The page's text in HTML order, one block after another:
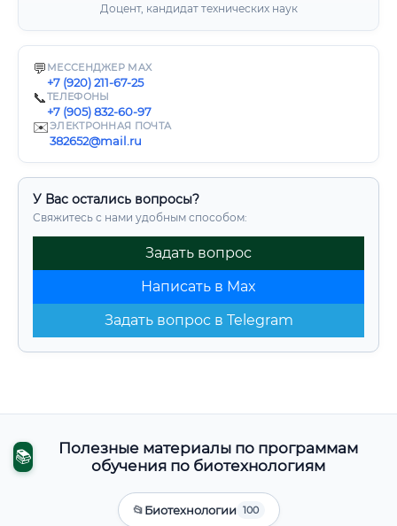
Доцент, кандидат технических наук
💬 МЕССЕНДЖЕР MAX
+7 (920) 211-67-25
📞ТЕЛЕФОНЫ
+7 (905) 832-60-97
✉️ЭЛЕКТРОННАЯ ПОЧТА
382652@mail.ru
У Вас остались вопросы?
Свяжитесь с нами удобным способом:
Задать вопрос
Написать в Max
Задать вопрос в Telegram
📚
Полезные материалы по программам
обучения по биотехнологиям
📂Биотехнологии 100